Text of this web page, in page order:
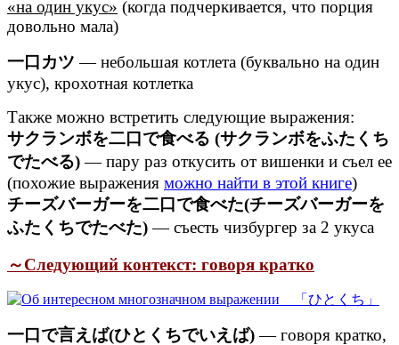
«на один укус» (когда подчеркивается, что порция
довольно мала)
一口カツ — небольшая котлета (буквально на один
укус), крохотная котлетка
Также можно встретить следующие выражения:
サクランボを二口で食べる (サクランボをふたくち
でたべる)— пару раз откусить от вишенки и съел ее
(похожие выражения можно найти в этой книге)
チーズバーガーを二口で食べた(チーズバーガーを
ふたくちでたべた)— съесть чизбургер за 2 укуса
～Следующий контекст: говоря кратко
一口で言えば(ひとくちでいえば)— говоря кратко,